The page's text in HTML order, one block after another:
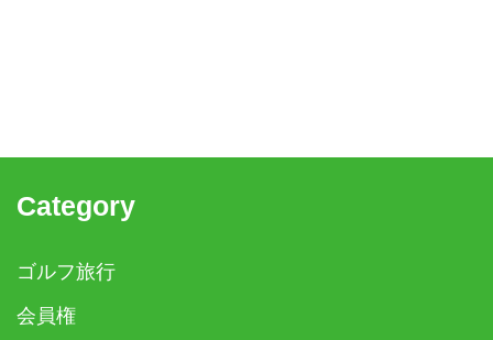
Category
ゴルフ旅行
会員権